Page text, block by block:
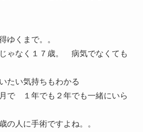
ゆくまで。。
ゃなく１７歳。 病気でなくても
たい気持ちもわかる
で １年でも２年でも一緒にいら
の人に手術ですよね。。